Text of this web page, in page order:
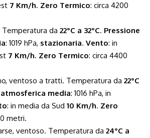
7 Km/h. Zero Termico: circa 4200
Temperatura da 22°C a 32°C. Pressione
: 1019 hPa, stazionaria. Vento: in
7 Km/h. Zero Termico: circa 4400
ventoso a tratti. Temperatura da 22°C
media: 1016 hPa, in
: in media da Sud 10 Km/h. Zero
metri.
ventoso. Temperatura da 24°C a